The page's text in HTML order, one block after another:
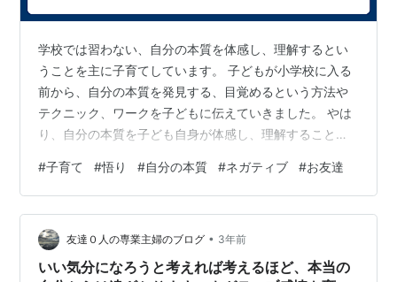
学校では習わない、自分の本質を体感し、理解するとい
うことを主に子育てしています。 子どもが小学校に入る
前から、自分の本質を発見する、目覚めるという方法や
テクニック、ワークを子どもに伝えていきました。 やは
り、自分の本質を子ども自身が体感し、理解すること
自分の中には無限の能力がありますから、そこから楽に
発揮できているようです。 勉強もスポーツもお友達関係
もすべて自分の本質を体感したという土台があること
で、スムーズに楽に進むことができます。 小学校高学年
の女の子の人間関係も、だんだん複雑になってきます
#子育て #悟り #自分の本質 #ネガティブ #お友達
友達０人の専業主婦のブログ • 3年前
いい気分になろうと考えれば考えるほど、本当の